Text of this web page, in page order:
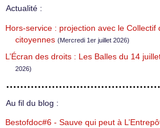
Actualité :
Hors-service : projection avec le Collectif
citoyennes (Mercredi 1er juillet 2026)
L’Écran des droits : Les Balles du 14
2026)
Au fil du blog :
Bestofdoc#6 - Sauve qui peut à